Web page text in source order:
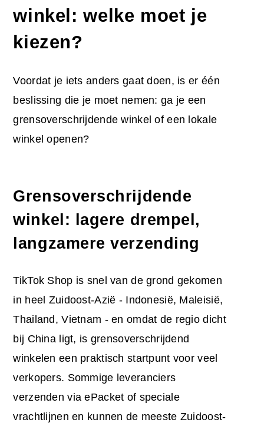
winkel: welke moet je
kiezen?
Voordat je iets anders gaat doen, is er één
beslissing die je moet nemen: ga je een
grensoverschrijdende winkel of een lokale
winkel openen?
Grensoverschrijdende
winkel: lagere drempel,
langzamere verzending
TikTok Shop is snel van de grond gekomen
in heel Zuidoost-Azië - Indonesië, Maleisië,
Thailand, Vietnam - en omdat de regio dicht
bij China ligt, is grensoverschrijdend
winkelen een praktisch startpunt voor veel
verkopers. Sommige leveranciers
verzenden via ePacket of speciale
vrachtlijnen en kunnen de meeste Zuidoost-